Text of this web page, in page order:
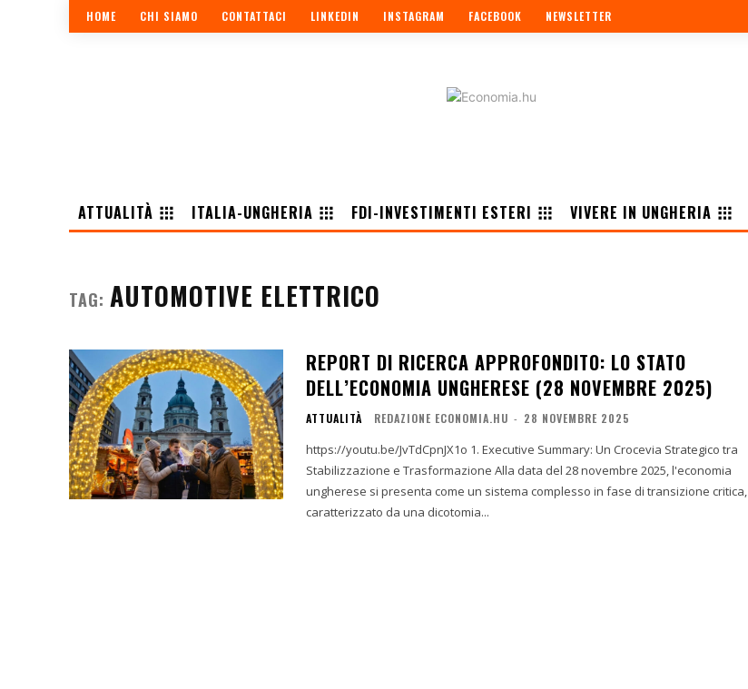
HOME CHI SIAMO CONTATTACI LINKEDIN INSTAGRAM FACEBOOK NEWSLETTER
ATTUALITÀ
ITALIA-UNGHERIA FDI-INVESTIMENTI ESTERI VIVERE IN UNGHERIA
TAG: AUTOMOTIVE ELETTRICO
REPORT DI RICERCA APPROFONDITO: LO STATO
DELL’ECONOMIA UNGHERESE (28 NOVEMBRE 2025)
ATTUALITÀ REDAZIONE ECONOMIA.HU - 28 NOVEMBRE 2025
https://youtu.be/JvTdCpnJX1o 1. Executive Summary: Un Crocevia Strategico tra
Stabilizzazione e Trasformazione Alla data del 28 novembre 2025, l'economia
ungherese si presenta come un sistema complesso in fase di transizione critica,
caratterizzato da una dicotomia...